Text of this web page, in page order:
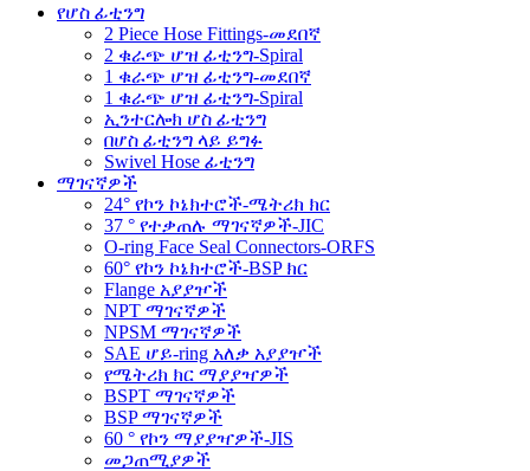
የሆስ ፊቲንግ
2 Piece Hose Fittings-መደበኛ
2 ቁራጭ ሆዝ ፊቲንግ-Spiral
1 ቁራጭ ሆዝ ፊቲንግ-መደበኛ
1 ቁራጭ ሆዝ ፊቲንግ-Spiral
ኢንተርሎክ ሆስ ፊቲንግ
በሆስ ፊቲንግ ላይ ይግፉ
Swivel Hose ፊቲንግ
ማገናኛዎች
24° የኮን ኮኔክተሮች-ሜትሪክ ክር
37 ° የተቃጠሉ ማገናኛዎች-JIC
O-ring Face Seal Connectors-ORFS
60° የኮን ኮኔክተሮች-BSP ክር
Flange አያያዦች
NPT ማገናኛዎች
NPSM ማገናኛዎች
SAE ሆይ-ring አለቃ አያያዦች
የሜትሪክ ክር ማያያዣዎች
BSPT ማገናኛዎች
BSP ማገናኛዎች
60 ° የኮን ማያያዣዎች-JIS
መጋጠሚያዎች